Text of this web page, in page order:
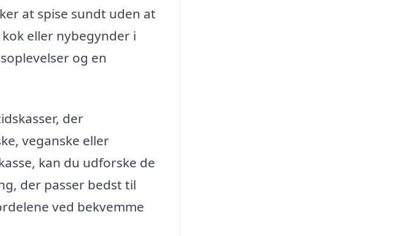
at spise sundt uden at
eller nybegynder i
og en
der
veganske eller
kan du udforske de
der passer bedst til
ved bekvemme